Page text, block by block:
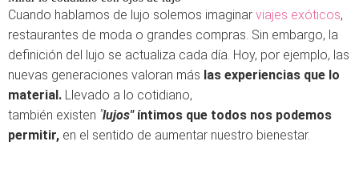
Cuando hablamos de lujo solemos imaginar viajes exóticos,
restaurantes de moda o grandes compras. Sin embargo, la
definición del lujo se actualiza cada día. Hoy, por ejemplo, las
nuevas generaciones valoran más las experiencias que lo
material. Llevado a lo cotidiano,
también existen "lujos" íntimos que todos nos podemos
permitir, en el sentido de aumentar nuestro bienestar.